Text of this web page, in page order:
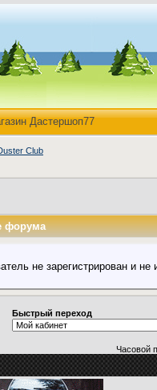
Дастершоп77
Club
форума
не зарегистрирован и
Быстрый переход
Часовой